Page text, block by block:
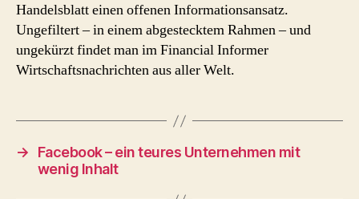
Handelsblatt einen offenen Informationsansatz.
Ungefiltert – in einem abgestecktem Rahmen – und
ungekürzt findet man im Financial Informer
Wirtschaftsnachrichten aus aller Welt.
→
Facebook – ein teures Unternehmen mit
wenig Inhalt